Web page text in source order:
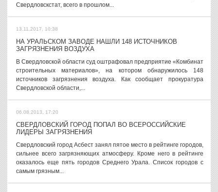
Свердловскстат, всего в прошлом...
13.11.2017, 10:38
НА УРАЛЬСКОМ ЗАВОДЕ НАШЛИ 148 ИСТОЧНИКОВ
ЗАГРЯЗНЕНИЯ ВОЗДУХА
В Свердловской области суд оштрафовал предприятие «Комбинат
строительных материалов», на котором обнаружилось 148
источников загрязнения воздуха. Как сообщает прокуратура
Свердловской области,...
06.08.2013, 17:20
СВЕРДЛОВСКИЙ ГОРОД ПОПАЛ ВО ВСЕРОССИЙСКИЕ
ЛИДЕРЫ ЗАГРЯЗНЕНИЯ
Свердловский город Асбест занял пятое место в рейтинге городов,
сильнее всего загрязняющих атмосферу. Кроме него в рейтинге
оказалось еще пять городов Среднего Урала. Список городов с
самым грязным...